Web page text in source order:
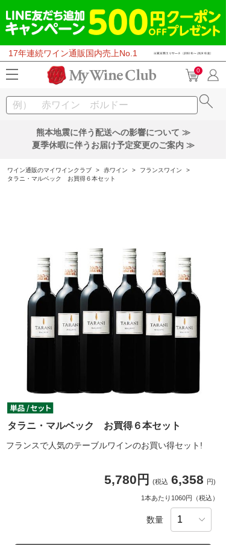
17年連続ワイン通販国内売上No.1
0
熊本地震に伴う配送への影響について ≫
夏季休暇に伴うお届け予定変更のご案内 ≫
ワイン通販のマイワインクラブ > 赤ワイン > フランスワイン
>
タラニ・マルベック お買得６本セット
タラニ・マルベック お買得６本セット
フランスで人気のテーブルワインのお買い得セット!
5,780円 (税込 6,358 円)
1本あたり1060円（税込）
数量